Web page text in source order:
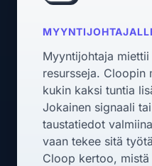
Myyntijohtaja
resursseja. Cloopin
kukin kaksi tuntia
Jokainen signaali
taustatiedot
vaan tekee sitä
Cloop kertoo,